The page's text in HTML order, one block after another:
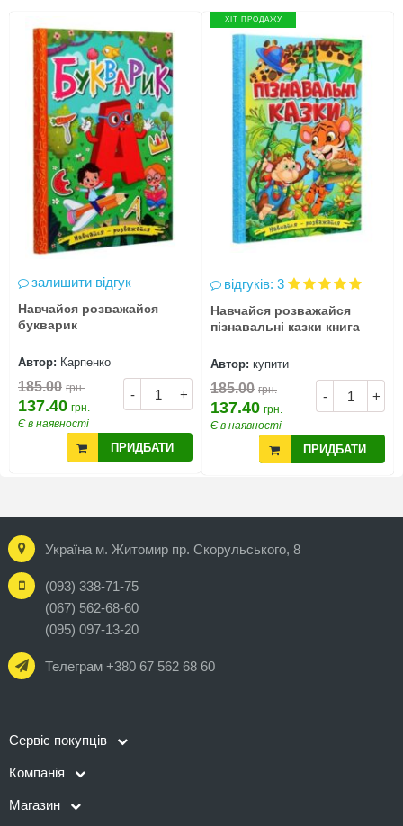
залишити відгук
Навчайся розважайся
букварик
Автор: Карпенко
- +
185.00 грн.
137.40 грн.
Є в наявності
ПРИДБАТИ
ХІТ ПРОДАЖУ
відгуків: 3
Навчайся розважайся
пізнавальні казки книга
Автор: купити
- +
185.00 грн.
137.40 грн.
Є в наявності
ПРИДБАТИ
Україна м. Житомир пр. Скорульського, 8
(093) 338-71-75
(067) 562-68-60
(095) 097-13-20
Телеграм +380 67 562 68 60
Сервіс покупців
Компанія
Магазин